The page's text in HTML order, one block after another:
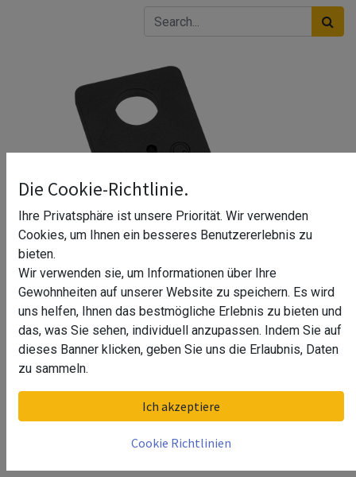
Gummieinlage für Glasklemme
Djoeke
Glasstärke
Die Cookie-Richtlinie.
Ihre Privatsphäre ist unsere Priorität. Wir verwenden
Cookies, um Ihnen ein besseres Benutzererlebnis zu
bieten.
Wir verwenden sie, um Informationen über Ihre
Gewohnheiten auf unserer Website zu speichern. Es wird
uns helfen, Ihnen das bestmögliche Erlebnis zu bieten und
das, was Sie sehen, individuell anzupassen. Indem Sie auf
dieses Banner klicken, geben Sie uns die Erlaubnis, Daten
zu sammeln.
Ich akzeptiere
Cookie Richtlinien